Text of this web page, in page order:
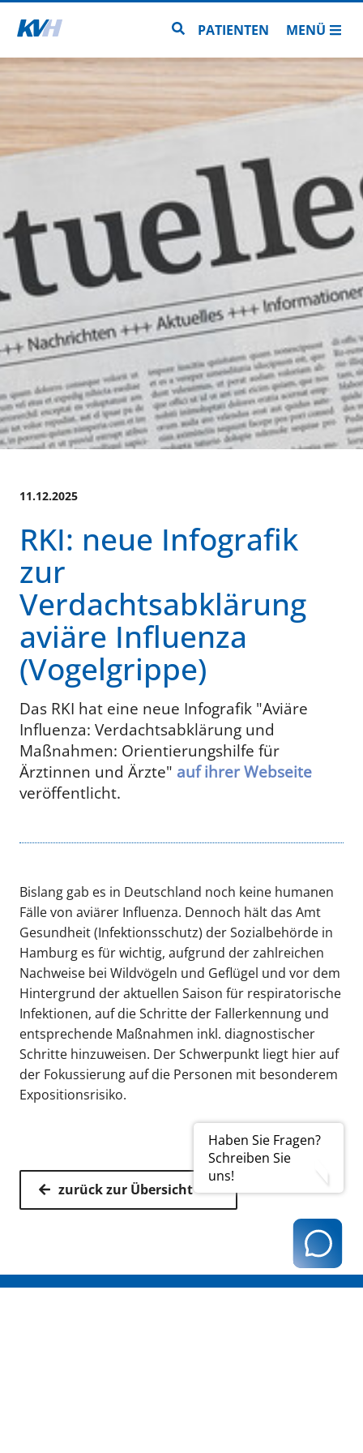
Zur Startseite Zur Seitensuche
PATIENTEN MENÜ
Haben Sie Fragen?
Schreiben Sie
uns!
11.12.2025
RKI: neue Infografik
zur
Verdachtsabklärung
aviäre Influenza
(Vogelgrippe)
Das RKI hat eine neue Infografik "Aviäre
Influenza: Verdachtsabklärung und
Maßnahmen: Orientierungshilfe für
Ärztinnen und Ärzte" auf ihrer Webseite
veröffentlicht.
Bislang gab es in Deutschland noch keine humanen
Fälle von aviärer Influenza. Dennoch hält das Amt
Gesundheit (Infektionsschutz) der Sozialbehörde in
Hamburg es für wichtig, aufgrund der zahlreichen
Nachweise bei Wildvögeln und Geflügel und vor dem
Hintergrund der aktuellen Saison für respiratorische
Infektionen, auf die Schritte der Fallerkennung und
entsprechende Maßnahmen inkl. diagnostischer
Schritte hinzuweisen. Der Schwerpunkt liegt hier auf
der Fokussierung auf die Personen mit besonderem
Expositionsrisiko.
zurück zur Übersicht